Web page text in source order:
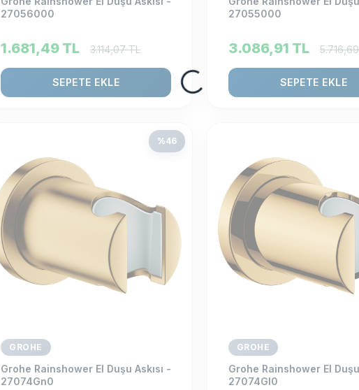
27056000
1.681,49 TL 3.114,07TL
SEPETE EKLE
27055000
3.086,91 TL 5.716,69
SEPETE EKLE
%46
GROHE
Grohe Rainshower El Duşu Askısı -
27074Gn0
GROHE
Grohe Rainshower El Duşu
27074Gl0